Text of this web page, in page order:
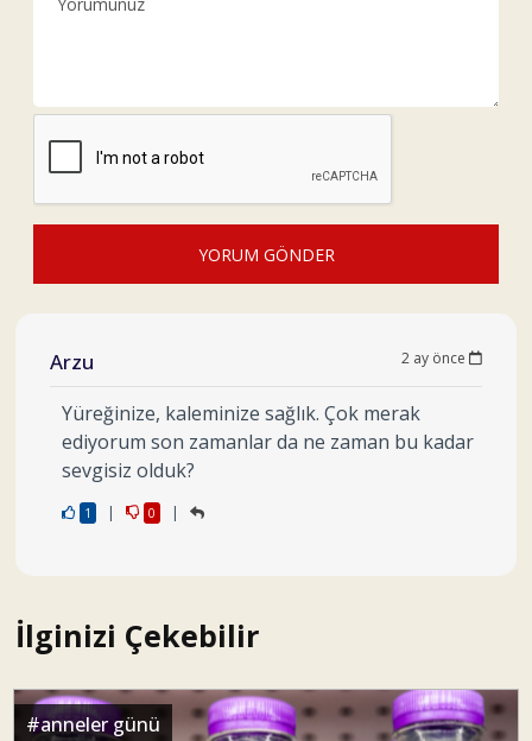
YORUM GÖNDER
Arzu 2 ay önce
Yüreğinize, kaleminize sağlık. Çok merak
ediyorum son zamanlar da ne zaman bu kadar
sevgisiz olduk?
1 | 0 |
İlginizi Çekebilir
#anneler günü